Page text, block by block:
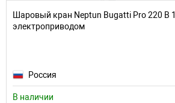
Шаровый кран Neptun Bugatti Pro 220 В
электроприводом
Россия
В наличии